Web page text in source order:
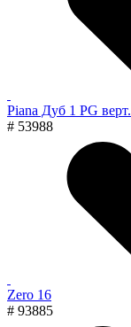
Piana Дуб 1 PG верт.
# 53988
Zero 16
# 93885